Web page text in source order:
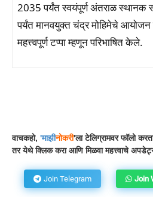
2035 पर्यंत स्वयंपूर्ण अंतराळ
पर्यंत मानवयुक्त चंद्र मोहिमेचे आयोजन
महत्त्वपूर्ण टप्पा म्हणून परिभाषित केले.
वाचकहो, 'माझीनोकरी'ला टेलिग्रामवर फॉलो
तर येथे क्लिक करा आणि मिळवा महत्त्वाचे
Join Telegram Join